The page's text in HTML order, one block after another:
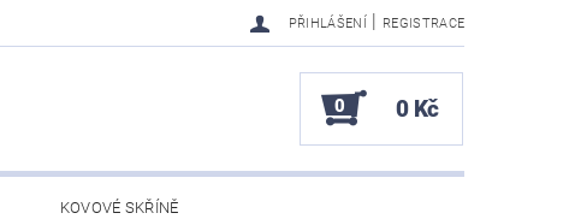
PŘIHLÁŠENÍ | REGISTRACE
0 0 Kč
KOVOVÉ SKŘÍNĚ